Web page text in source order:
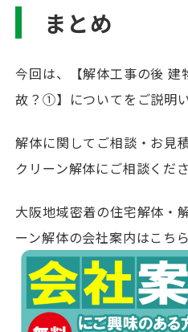
まとめ
今回は、【解体工事の後
故？①】についてをご説明
解体に関してご相談・お見
クリーン解体にご相談くださ
大阪地域密着の住宅解体・
ーン解体の会社案内はこち